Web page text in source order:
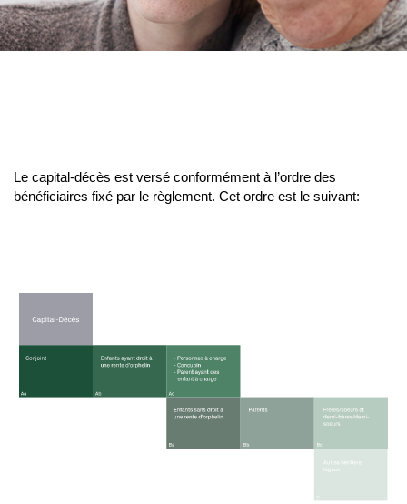
Le capital-décès est versé conformément à l’ordre des
bénéficiaires fixé par le règlement. Cet ordre est le suivant: